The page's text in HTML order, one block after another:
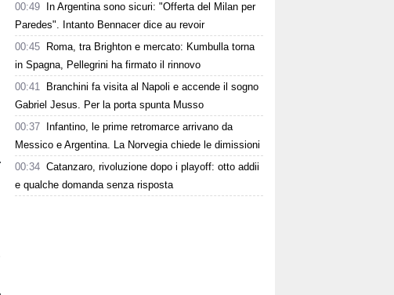
00:49
In Argentina sono sicuri: "Offerta del Milan per
Paredes". Intanto Bennacer dice au revoir
00:45
Roma, tra Brighton e mercato: Kumbulla torna
in Spagna, Pellegrini ha firmato il rinnovo
00:41
Branchini fa visita al Napoli e accende il sogno
Gabriel Jesus. Per la porta spunta Musso
00:37
Infantino, le prime retromarce arrivano da
Messico e Argentina. La Norvegia chiede le dimissioni
00:34 Catanzaro, rivoluzione dopo i playoff: otto addii
e qualche domanda senza risposta